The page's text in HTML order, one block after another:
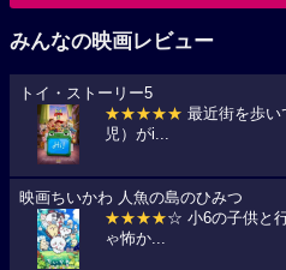
みんなの映画レビュー
トイ・ストーリー5
★★★★★ 最近街を歩い
児）がi...
映画ちいかわ 人魚の島のひみつ
★★★★☆ 小6の子供と
ゃ怖か...